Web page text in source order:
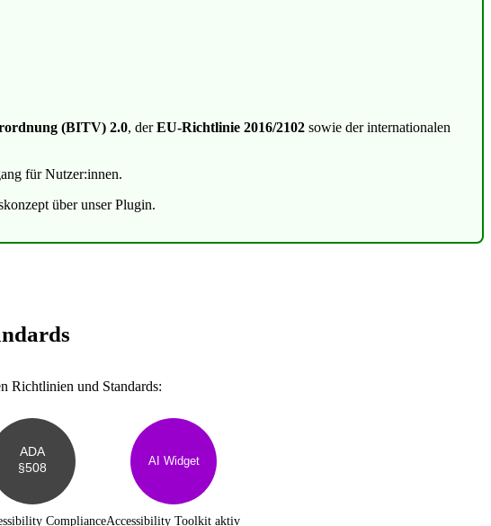
(BITV) 2.0, derEU-Richtlinie 2016/2102 sowie der internationalen
für Nutzer:innen.
über unser Plugin.
Richtlinien und Standards:
ADA
§508
Compliance
AI Widget
Accessibility Toolkit aktiv